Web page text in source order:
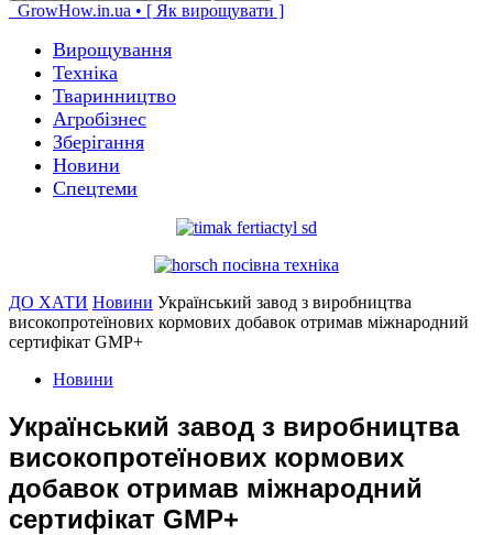
GrowHow.in.ua • [ Як вирощувати ]
Вирощування
Техніка
Тваринництво
Агробізнес
Зберігання
Новини
Спецтеми
ДО ХАТИ Новини Український завод з виробництва
високопротеїнових кормових добавок отримав міжнародний
сертифікат GMP+
Новини
Український завод з виробництва
високопротеїнових кормових
добавок отримав міжнародний
сертифікат GMP+